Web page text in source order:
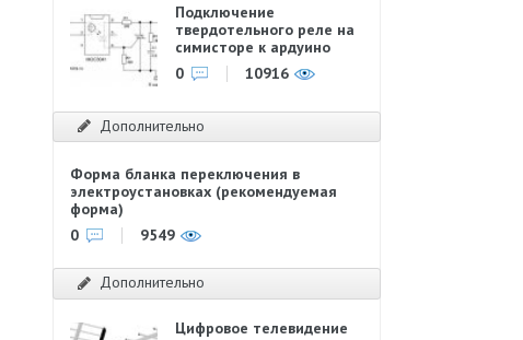
Подключение
твердотельного реле на
симисторе к ардуино
0
10916
Дополнительно
Форма бланка переключения в
электроустановках (рекомендуемая
форма)
0
9549
Дополнительно
Цифровое телевидение